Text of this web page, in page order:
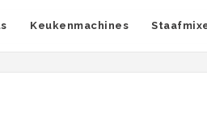
Keukenmachines